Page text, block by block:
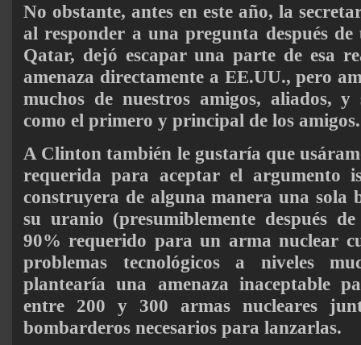
No obstante, antes en este año, la
al responder a una pregunta después
Qatar, dejó escapar una parte de esa
amenaza directamente a EE.UU., pero
muchos de nuestros amigos, aliados, y
como el primero y principal de los amigos.
A Clinton también le gustaría que
requerida para aceptar el argumento
construyera de alguna manera una sola
su uranio (presumiblemente después
90% requerido para un arma nuclear
problemas tecnológicos a niveles
plantearía una amenaza inaceptable
entre 200 y 300 armas nucleares
bombarderos necesarios para lanzarlas.